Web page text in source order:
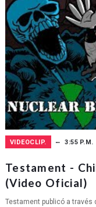
VIDEOCLIP. 3:55 P.M.
Testament -
(Video Oficial)
Testament publicó a través